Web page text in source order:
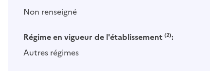
Non renseigné
Régime en vigueur de l'établissement (2):
Autres régimes